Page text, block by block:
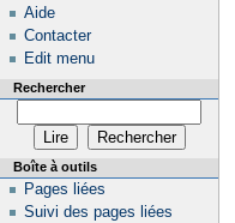
Aide
Contacter
Edit menu
Rechercher
Boîte à outils
Pages liées
Suivi des pages liées